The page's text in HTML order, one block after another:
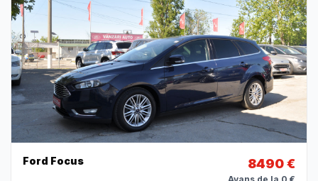
Ford Focus 8490 €